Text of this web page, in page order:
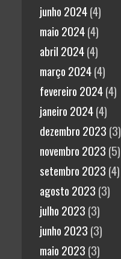
junho 2024(4)
maio 2024(4)
abril 2024(4)
março 2024(4)
fevereiro 2024(4)
janeiro 2024(4)
dezembro 2023 (3)
novembro 2023 (5)
setembro 2023 (4)
agosto 2023 (3)
julho 2023 (3)
junho 2023 (3)
maio 2023 (3)